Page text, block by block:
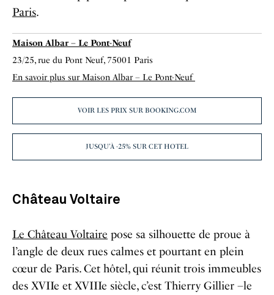
Paris.
Maison Albar – Le Pont-Neuf
23/25, rue du Pont Neuf, 75001 Paris
En savoir plus sur Maison Albar – Le Pont-Neuf
VOIR LES PRIX SUR BOOKING.COM
JUSQU’À -25% SUR CET HOTEL
Château Voltaire
Le Château Voltaire pose sa silhouette de proue à
l’angle de deux rues calmes et pourtant en plein
cœur de Paris. Cet hôtel, qui réunit trois immeubles
des XVIIe et XVIIIe siècle, c’est Thierry Gillier –le